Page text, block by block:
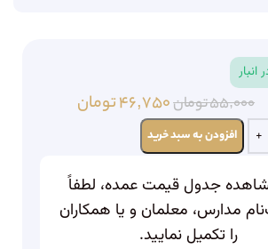
۵۵,۰۰۰تومان۴۶,۷۵۰تومان
افزودن به سبد خرید
جدول قیمت عمده، لطفاً
مدارس، معلمان و یا همکاران
را تکمیل نمایید.